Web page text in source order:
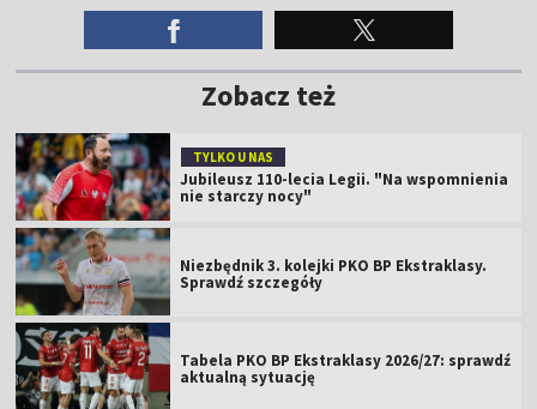
Zobacz też
TYLKO U NAS
Jubileusz 110-lecia Legii. "Na wspomnienia
nie starczy nocy"
Niezbędnik 3. kolejki PKO BP Ekstraklasy.
Sprawdź szczegóły
Tabela PKO BP Ekstraklasy 2026/27: sprawdź
aktualną sytuację